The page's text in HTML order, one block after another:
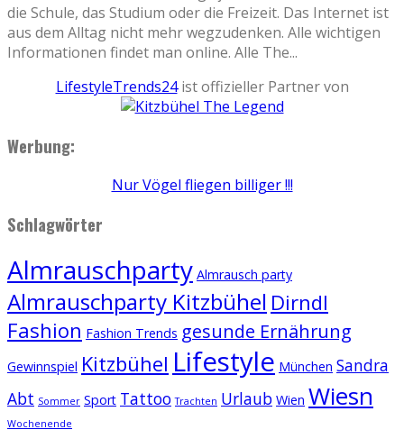
die Schule, das Studium oder die Freizeit. Das Internet ist
aus dem Alltag nicht mehr wegzudenken. Alle wichtigen
Informationen findet man online. Alle The...
LifestyleTrends24ist offizieller Partner von
Werbung:
Nur Vögel fliegen billiger !!!
Schlagwörter
Almrauschparty Almrausch party
Almrauschparty Kitzbühel Dirndl
Fashion Fashion Trends gesunde Ernährung
Gewinnspiel Kitzbühel Lifestyle München Sandra
Abt Sommer Sport Tattoo Trachten Urlaub Wien Wiesn
Wochenende